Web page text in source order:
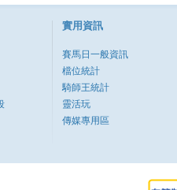
實用資訊
賽馬日一般資訊
檔位統計
騎師王統計
靈活玩
傳媒專用區